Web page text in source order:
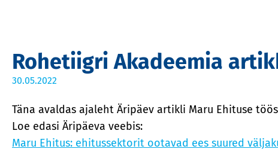
Rohetiigri Akadeemia
30.05.2022
Täna avaldas ajaleht Äripäev artikli Maru Ehituse
Loe edasi Äripäeva veebis:
Maru Ehitus: ehitussektorit ootavad ees suured